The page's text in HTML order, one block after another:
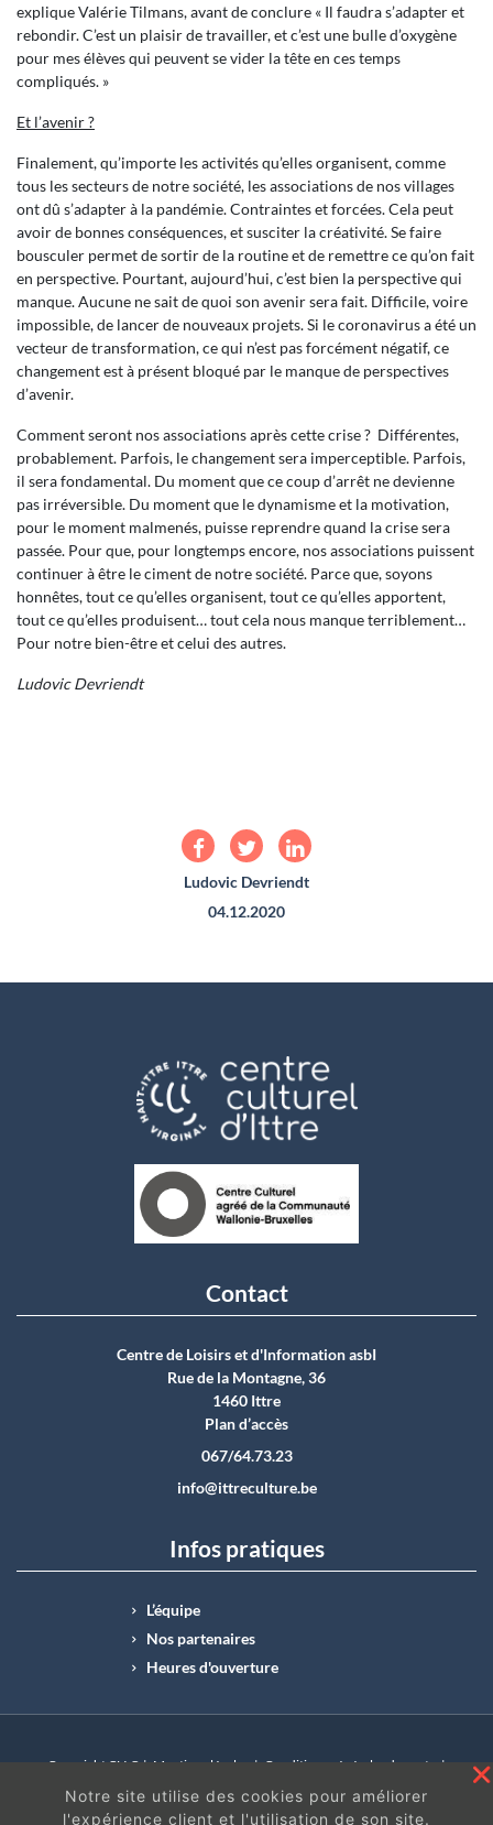
explique Valérie Tilmans, avant de conclure « Il faudra s’adapter et
rebondir. C’est un plaisir de travailler, et c’est une bulle d’oxygène
pour mes élèves qui peuvent se vider la tête en ces temps
compliqués. »
Et l’avenir ?
Finalement, qu’importe les activités qu’elles organisent, comme
tous les secteurs de notre société, les associations de nos villages
ont dû s’adapter à la pandémie. Contraintes et forcées. Cela peut
avoir de bonnes conséquences, et susciter la créativité. Se faire
bousculer permet de sortir de la routine et de remettre ce qu’on fait
en perspective. Pourtant, aujourd’hui, c’est bien la perspective qui
manque. Aucune ne sait de quoi son avenir sera fait. Difficile, voire
impossible, de lancer de nouveaux projets. Si le coronavirus a été un
vecteur de transformation, ce qui n’est pas forcément négatif, ce
changement est à présent bloqué par le manque de perspectives
d’avenir.
Comment seront nos associations après cette crise ? Différentes,
probablement. Parfois, le changement sera imperceptible. Parfois,
il sera fondamental. Du moment que ce coup d’arrêt ne devienne
pas irréversible. Du moment que le dynamisme et la motivation,
pour le moment malmenés, puisse reprendre quand la crise sera
passée. Pour que, pour longtemps encore, nos associations puissent
continuer à être le ciment de notre société. Parce que, soyons
honnêtes, tout ce qu’elles organisent, tout ce qu’elles apportent,
tout ce qu’elles produisent… tout cela nous manque terriblement…
Pour notre bien-être et celui des autres.
Ludovic Devriendt
Ludovic Devriendt
04.12.2020
Contact
Centre de Loisirs et d'Information asbI
Rue de la Montagne, 36
1460 Ittre
Plan d’accès
067/64.73.23
info@ittreculture.be
Infos pratiques
L’équipe
Nos partenaires
Heures d'ouverture
Copyright CLI © | Mentions légales | Conditions générales de vente |
N°Entreprise : BE0414.742.009 |
BE50 0012 6285 4518
Notre site utilise des cookies pour améliorer
l'expérience client et l'utilisation de son site.